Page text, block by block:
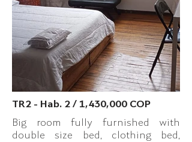
TR2 - Hab. 2 / 1,430,000 COP
Big room fully furnished with
double size bed, clothing bed,